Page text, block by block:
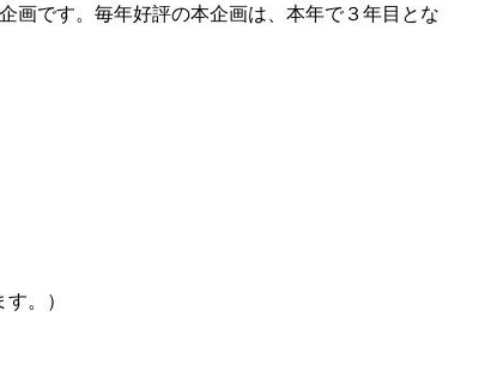
画です。毎年好評の本企画は、本年で３年目とな
。）